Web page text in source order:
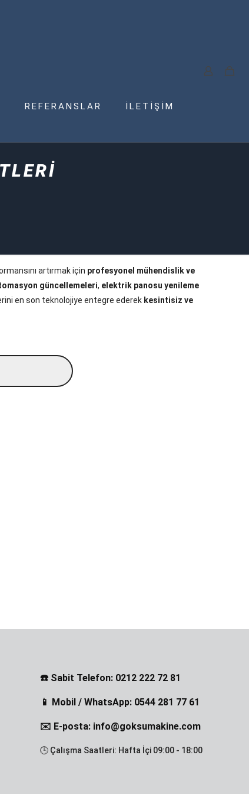
REFERANSLAR İLETİŞİM
artırmak için profesyonel mühendislik ve
güncellemeleri, elektrik panosu yenileme
en son teknolojiye entegre ederek kesintisiz ve
☎️ Sabit Telefon: 0212 222 72 81
📱 Mobil / WhatsApp: 0544 281 77 61
✉️ E-posta: info@goksumakine.com
🕒 Çalışma Saatleri: Hafta İçi 09:00 - 18:00